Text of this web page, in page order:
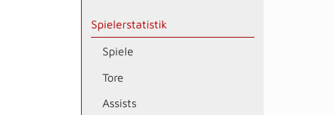
Spielerstatistik
Spiele
Tore
Assists